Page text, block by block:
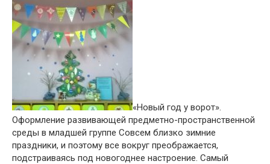
«Новый год у ворот».
Оформление развивающей предметно-пространственной
среды в младшей группе Совсем близко зимние
праздники, и поэтому все вокруг преображается,
подстраиваясь под новогоднее настроение. Самый